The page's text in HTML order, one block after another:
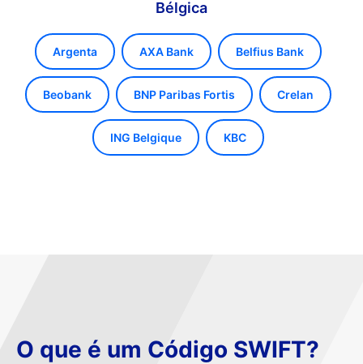
Bélgica
Argenta AXA Bank Belfius Bank
Beobank BNP Paribas Fortis Crelan
ING Belgique KBC
O que é um Código SWIFT?